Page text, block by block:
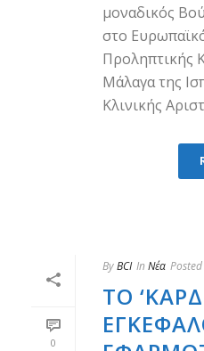
μοναδικός
στο
Προληπτικής
Μάλαγα της
Κλινικής
0
ByBCI In Νέα Posted
ΤΟ